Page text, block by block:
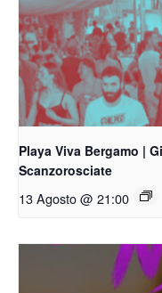
Playa Viva Bergamo |
Scanzorosciate
13 Agosto @ 21:00